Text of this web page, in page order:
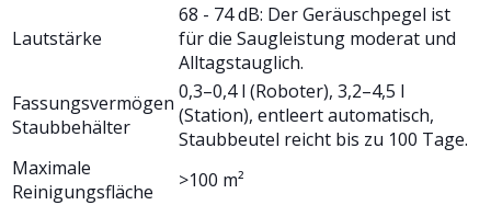
Lautstärke
68 - 74 dB: Der Geräuschpegel ist
für die Saugleistung moderat und
Alltagstauglich.
Fassungsvermögen
Staubbehälter
0,3–0,4 l (Roboter), 3,2–4,5 l
(Station), entleert automatisch,
Staubbeutel reicht bis zu 100 Tage.
Maximale
Reinigungsfläche
>100 m²